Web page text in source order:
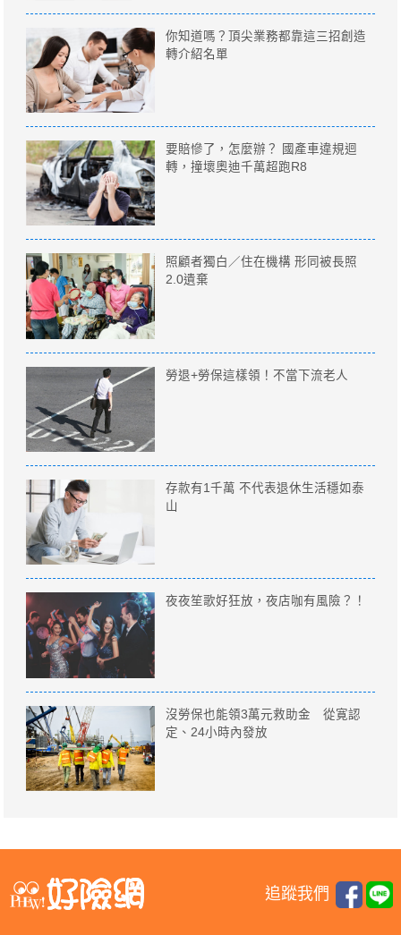
你知道嗎？頂尖業務都靠這三招創造
轉介紹名單
要賠慘了，怎麼辦？ 國產車違規迴
轉，撞壞奧迪千萬超跑R8
照顧者獨白／住在機構 形同被長照
2.0遺棄
勞退+勞保這樣領！不當下流老人
存款有1千萬 不代表退休生活穩如泰
山
夜夜笙歌好狂放，夜店咖有風險？！
沒勞保也能領3萬元救助金 從寛認
定、24小時內發放
追蹤我們